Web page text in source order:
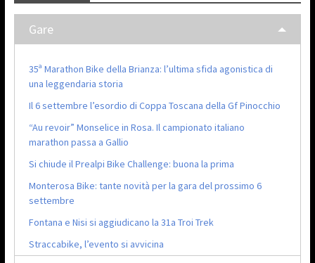
Gare
35ª Marathon Bike della Brianza: l’ultima sfida agonistica di
una leggendaria storia
Il 6 settembre l’esordio di Coppa Toscana della Gf Pinocchio
“Au revoir” Monselice in Rosa. Il campionato italiano
marathon passa a Gallio
Si chiude il Prealpi Bike Challenge: buona la prima
Monterosa Bike: tante novità per la gara del prossimo 6
settembre
Fontana e Nisi si aggiudicano la 31a Troi Trek
Straccabike, l’evento si avvicina